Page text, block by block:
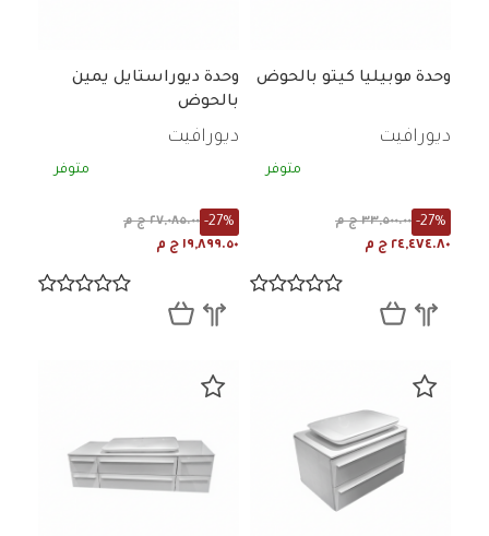
وحدة موبيليا كيتو بالحوض
ديورافيت
متوفر
٣٣,٥٠٠.٠٠ ج م -27%
٢٤,٤٧٤.٨٠ ج م
وحدة ديوراستايل يمين
بالحوض
ديورافيت
متوفر
٢٧,٠٨٥.٠٠ ج م -27%
١٩,٨٩٩.٥٠ ج م